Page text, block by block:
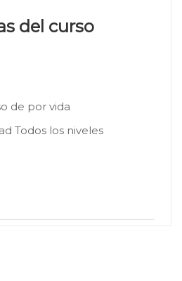
del curso
de por vida
Todos los niveles